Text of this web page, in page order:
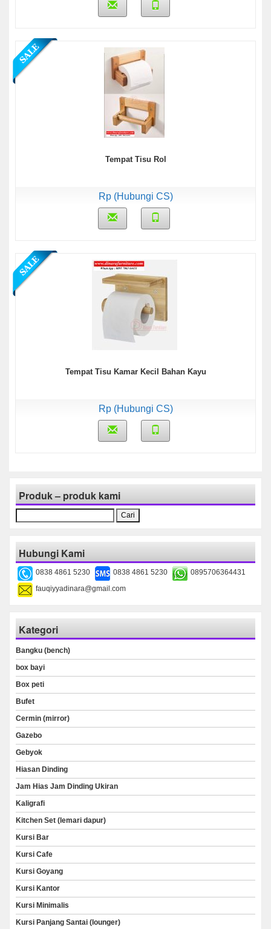
Tempat Tisu Rol
Rp (Hubungi CS)
Tempat Tisu Kamar Kecil Bahan Kayu
Rp (Hubungi CS)
Produk – produk kami
untuk:
Hubungi Kami
0838 4861 5230 0838 4861 5230
0895706364431
fauqiyyadinara@gmail.com
Kategori
Bangku (bench)
box bayi
Box peti
Bufet
Cermin (mirror)
Gazebo
Gebyok
Hiasan Dinding
Jam Hias Jam Dinding Ukiran
Kaligrafi
Kitchen Set (lemari dapur)
Kursi Bar
Kursi Cafe
Kursi Goyang
Kursi Kantor
Kursi Minimalis
Kursi Panjang Santai (lounger)